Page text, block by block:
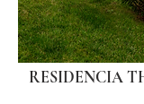
RESIDENCIA